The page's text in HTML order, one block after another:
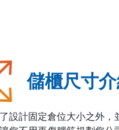
儲櫃尺寸
設計固定倉位大小之外，